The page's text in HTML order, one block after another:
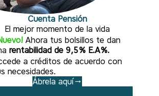
Cuenta Pensión
El mejor momento de la vida
Ahora tus bolsillos te dan
rentabilidad de9,5% E.A%.
a créditos de acuerdo con
necesidades.
Ábrela aquí